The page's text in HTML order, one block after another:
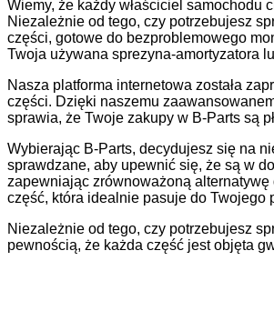
Wiemy, że każdy właściciel samochodu
Niezależnie od tego, czy potrzebujesz
części, gotowe do bezproblemowego
Twoja używana sprezyna-amortyzatora
Nasza platforma internetowa została
części. Dzięki naszemu
sprawia, że Twoje zakupy w B-Parts są
Wybierając B-Parts, decydujesz się na
sprawdzane, aby upewnić się, że są w
zapewniając zrównoważoną
część, która idealnie pasuje do Twojego
Niezależnie od tego, czy potrzebujesz
pewnością, że każda część jest objęta